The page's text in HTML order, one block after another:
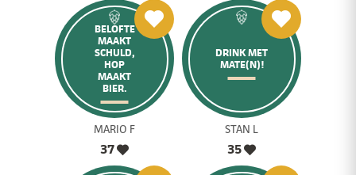
BELOFTE
MAAKT
SCHULD,
HOP
MAAKT
BIER.
MARIO F
37
DRINK MET
MATE(N)!
STAN L
35